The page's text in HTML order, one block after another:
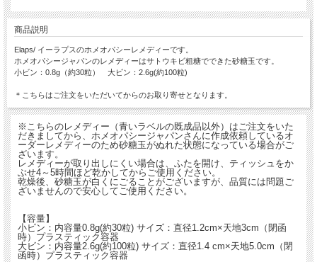
商品説明
Elaps/ イーラプスのホメオパシーレメディーです。
ホメオパシージャパンのレメディーはサトウキビ粗糖でできた砂糖玉です。
小ビン：0.8g（約30粒） 大ビン：2.6g(約100粒)
＊こちらはご注文をいただいてからのお取り寄せとなります。
※こちらのレメディー（青いラベルの既成品以外）はご注文をいた
だきましてから、ホメオパシージャパンさんに作成依頼しているオ
ーダーレメディーのため砂糖玉がぬれた状態になっている場合がご
ざいます。
レメディーが取り出しにくい場合は、ふたを開け、ティッシュをか
ぶせ4～5時間ほど乾かしてからご使用ください。
乾燥後、砂糖玉が白くにごることがございますが、品質には問題ご
ざいませんので安心してご使用ください。
【容量】
小ビン：内容量0.8g(約30粒) サイズ：直径1.2cm×天地3cm（閉函
時）プラスティック容器
大ビン：内容量2.6g(約100粒) サイズ：直径1.4 cm×天地5.0cm（閉
函時）プラスティック容器